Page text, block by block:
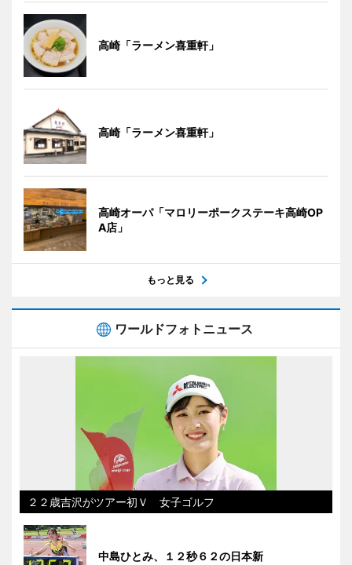
高崎「ラーメン喜重軒」
高崎「ラーメン喜重軒」
高崎オーパ「マロリーポークステーキ高崎OP
A店」
もっと見る
ワールドフォトニュース
２２歳吉沢がツアー初Ｖ 女子ゴルフ
中島ひとみ、１２秒６２の日本新